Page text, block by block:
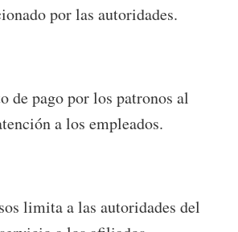
por las autoridades.
de pago por los patronos al
a los empleados.
limita a las autoridades del